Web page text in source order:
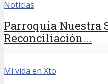
Noticias
Parroquia Nuestra
Reconciliación...
Mi vida en Xto